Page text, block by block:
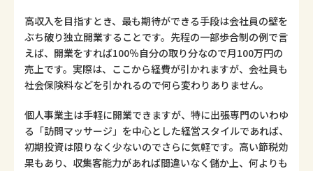
高収入を目指すとき、最も期待ができる手段は会社員の壁を
ぶち破り独立開業することです。先程の一部歩合制の例で言
えば、開業をすれば100％自分の取り分なので月100万円の
売上です。実際は、ここから経費が引かれますが、会社員も
社会保険料などを引かれるので何ら変わりありません。
個人事業主は手軽に開業できますが、特に出張専門のいわゆ
る「訪問マッサージ」を中心とした経営スタイルであれば、
初期投資は限りなく少ないのでさらに気軽です。高い節税効
果もあり、収集客能力があれば間違いなく儲か上、何よりも